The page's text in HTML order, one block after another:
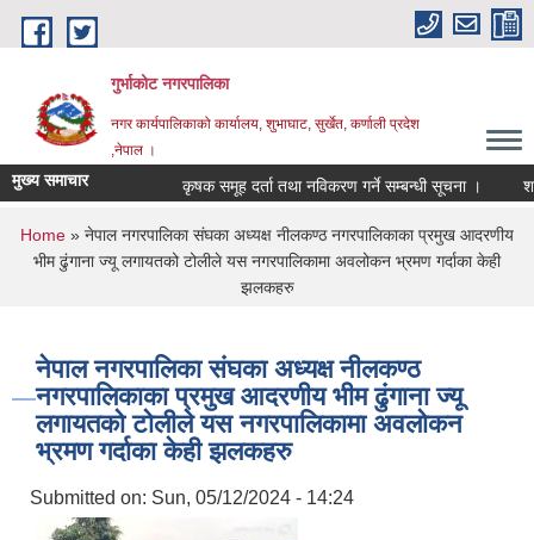
Skip to main content
गुर्भाकोट नगरपालिका
नगर कार्यपालिकाको कार्यालय, शुभाघाट, सुर्खेत, कर्णाली प्रदेश
,नेपाल ।
मुख्य समाचार कृषक समूह दर्ता तथा नविकरण गर्ने सम्बन्धी सूचना ।
You are here
Home » नेपाल नगरपालिका संघका अध्यक्ष नीलकण्ठ नगरपालिकाका प्रमुख आदरणीय
भीम ढुंगाना ज्यू लगायतको टोलीले यस नगरपालिकामा अवलोकन भ्रमण गर्दाका केही
झलकहरु
नेपाल नगरपालिका संघका अध्यक्ष नीलकण्ठ
नगरपालिकाका प्रमुख आदरणीय भीम ढुंगाना ज्यू
लगायतको टोलीले यस नगरपालिकामा अवलोकन
भ्रमण गर्दाका केही झलकहरु
Submitted on: Sun, 05/12/2024 - 14:24